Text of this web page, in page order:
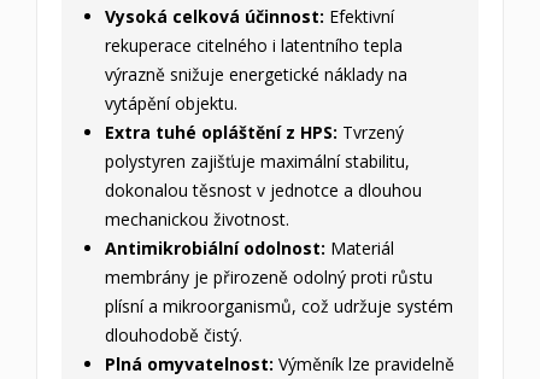
Vysoká celková účinnost: Efektivní
rekuperace citelného i latentního tepla
výrazně snižuje energetické náklady na
vytápění objektu.
Extra tuhé opláštění z HPS: Tvrzený
polystyren zajišťuje maximální stabilitu,
dokonalou těsnost v jednotce a dlouhou
mechanickou životnost.
Antimikrobiální odolnost: Materiál
membrány je přirozeně odolný proti růstu
plísní a mikroorganismů, což udržuje systém
dlouhodobě čistý.
Plná omyvatelnost: Výměník lze pravidelně